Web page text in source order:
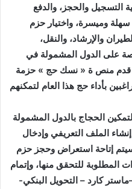
التسجيل والحجز، والدفع
سهلة وميسرة، واختيار حزم
والإرشاد، والنقل،
على الدول المشمولة في
ت قدم منص ة « نسك حج » حزمة
بأداء حج هذا العام لتمكنهم
« نسك حج » 7 لغات لتمكين الحجاج بالدول المشمولة
الملف التعريفي وإدخال
سيتم إتاحة استعراض وحجز حزم
المطلوبة للتحقق منها، وإتمام
كارد – التحويل البنكي-